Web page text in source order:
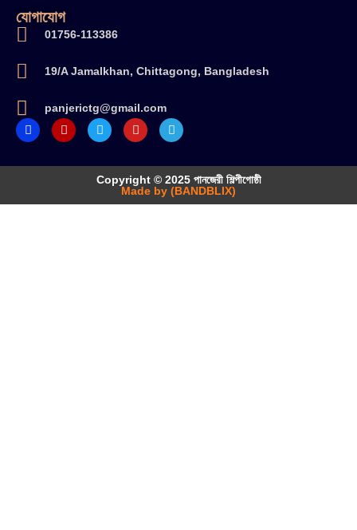
যোগাযোগ
01756-113386
19/A Jamalkhan, Chittagong, Bangladesh
panjerictg@gmail.com
Copyright © 2025 পানজেরী শিল্পীগোষ্ঠী
Made by (BANDBLIX)